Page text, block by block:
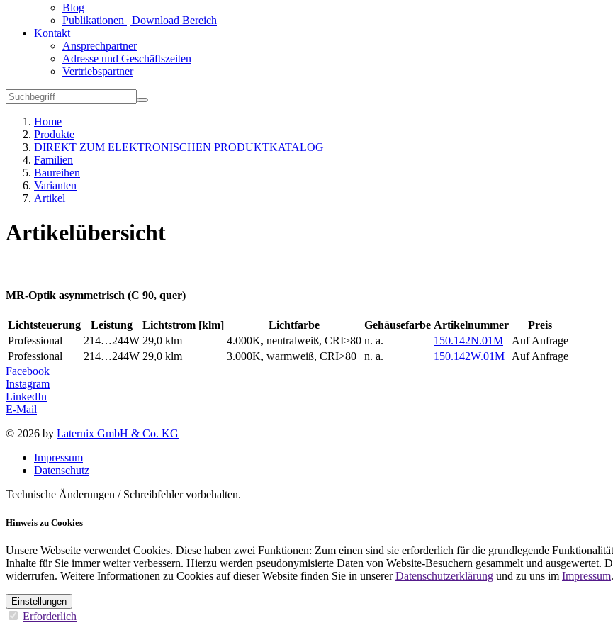
Blog
Publikationen | Download Bereich
Kontakt
Ansprechpartner
Adresse und Geschäftszeiten
Vertriebspartner
Home
Produkte
DIREKT ZUM ELEKTRONISCHEN PRODUKTKATALOG
Familien
Baureihen
Varianten
Artikel
Artikelübersicht
MR-Optik asymmetrisch (C 90, quer)
Lichtsteuerung Leistung Lichtstrom [klm] Lichtfarbe Gehäusefarbe Artikelnummer
Preis
Professional
214…244W 29,0 klm 4.000K, neutralweiß, CRI>80 n. a. 150.142N.01M
Auf Anfrage
Professional
214…244W 29,0 klm 3.000K, warmweiß, CRI>80 n. a. 150.142W.01M Auf Anfrage
Facebook
Instagram
LinkedIn
E-Mail
© 2026 by Laternix GmbH & Co. KG
Impressum
Datenschutz
Technische Änderungen / Schreibfehler vorbehalten.
Hinweis zu Cookies
Unsere Webseite verwendet Cookies. Diese haben zwei Funktionen: Zum einen sind sie erforderlich für die grundlegende
Inhalte für Sie immer weiter verbessern. Hierzu werden pseudonymisierte Daten von Website-Besuchern gesammelt und
widerrufen. Weitere Informationen zu Cookies auf dieser Website finden Sie in unsererDatenschutzerklärung und zu uns im Impressum.
Einstellungen
Erforderlich